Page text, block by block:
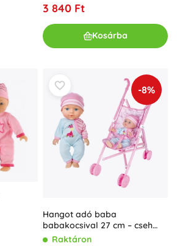
3 840 Ft
Kosárba
-8%
Hangot adó baba
babakocsival 27 cm – cseh
csomagolás
Raktáron